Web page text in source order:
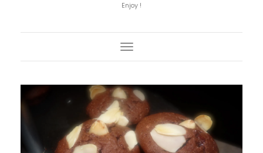
Enjoy !
Toggle
Navigation